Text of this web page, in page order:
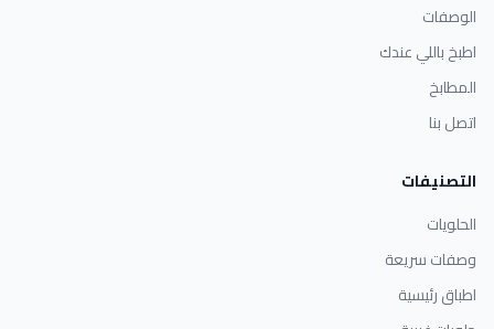
الوصفات
اطبخ باللي عندك
المطابخ
اتصل بنا
التصنيفات
الحلويات
وصفات سريعة
اطباق رئيسية